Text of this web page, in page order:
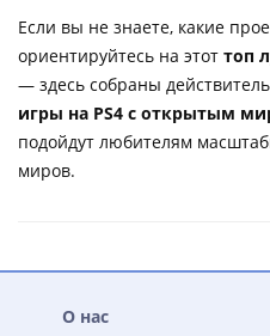
Если вы не знаете, какие
ориентируйтесь на этот топ
— здесь собраны
игры на PS4 с открытым
подойдут любителям
миров.
О нас